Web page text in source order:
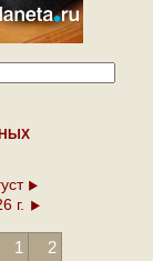
г.
1
2